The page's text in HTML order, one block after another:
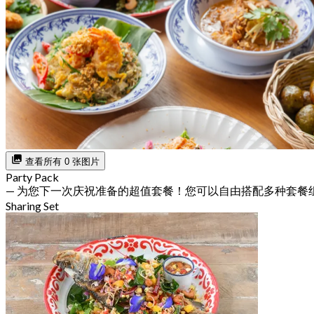
查看所有 0 张图片
Party Pack
— 为您下一次庆祝准备的超值套餐！您可以自由搭配多种套餐
Sharing Set